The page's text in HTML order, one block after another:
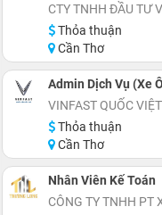
CTY TNHH ĐẦU TƯ
Thỏa thuận
Cần Thơ
Admin Dịch Vụ (Xe
VINFAST QUỐC
Thỏa thuận
Cần Thơ
Nhân Viên Kế Toán
CÔNG TY TNHH PT